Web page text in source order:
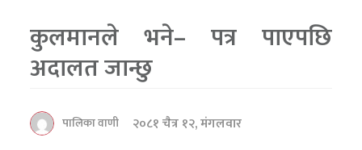
कुलमानले भने– पत्र पाएपछि
अदालत जान्छु
पालिका वाणी
२०८१ चैत्र १२, मंगलवार